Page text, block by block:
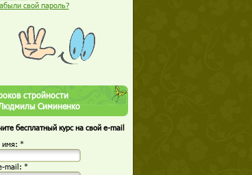
свой пароль?
стройности
Симиненко
бесплатный курс на свой e-mail
имя: *
mail: *